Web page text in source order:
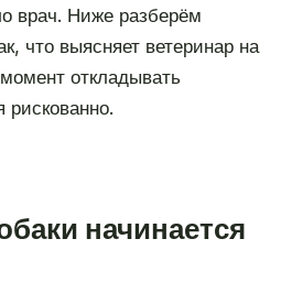
врач. Ниже разберём
что выясняет ветеринар на
откладывать
рискованно.
начинается